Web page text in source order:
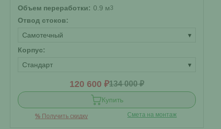
Объем переработки: 0.9 м3
Отвод стоков:
Самотечный
▾
Корпус:
Стандарт
▾
120 600 ₽134 000 ₽
Купить
% Получить скидку Смета на монтаж